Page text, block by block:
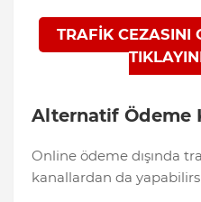
TRAFİK CEZASINI
Alternatif Ödeme
Online ödeme dışında
kanallardan da